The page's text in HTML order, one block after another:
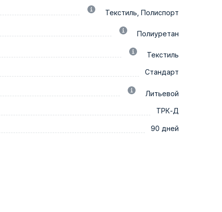
Текстиль, Полиспорт
Полиуретан
Текстиль
Стандарт
Литьевой
ТРК-Д
90 дней